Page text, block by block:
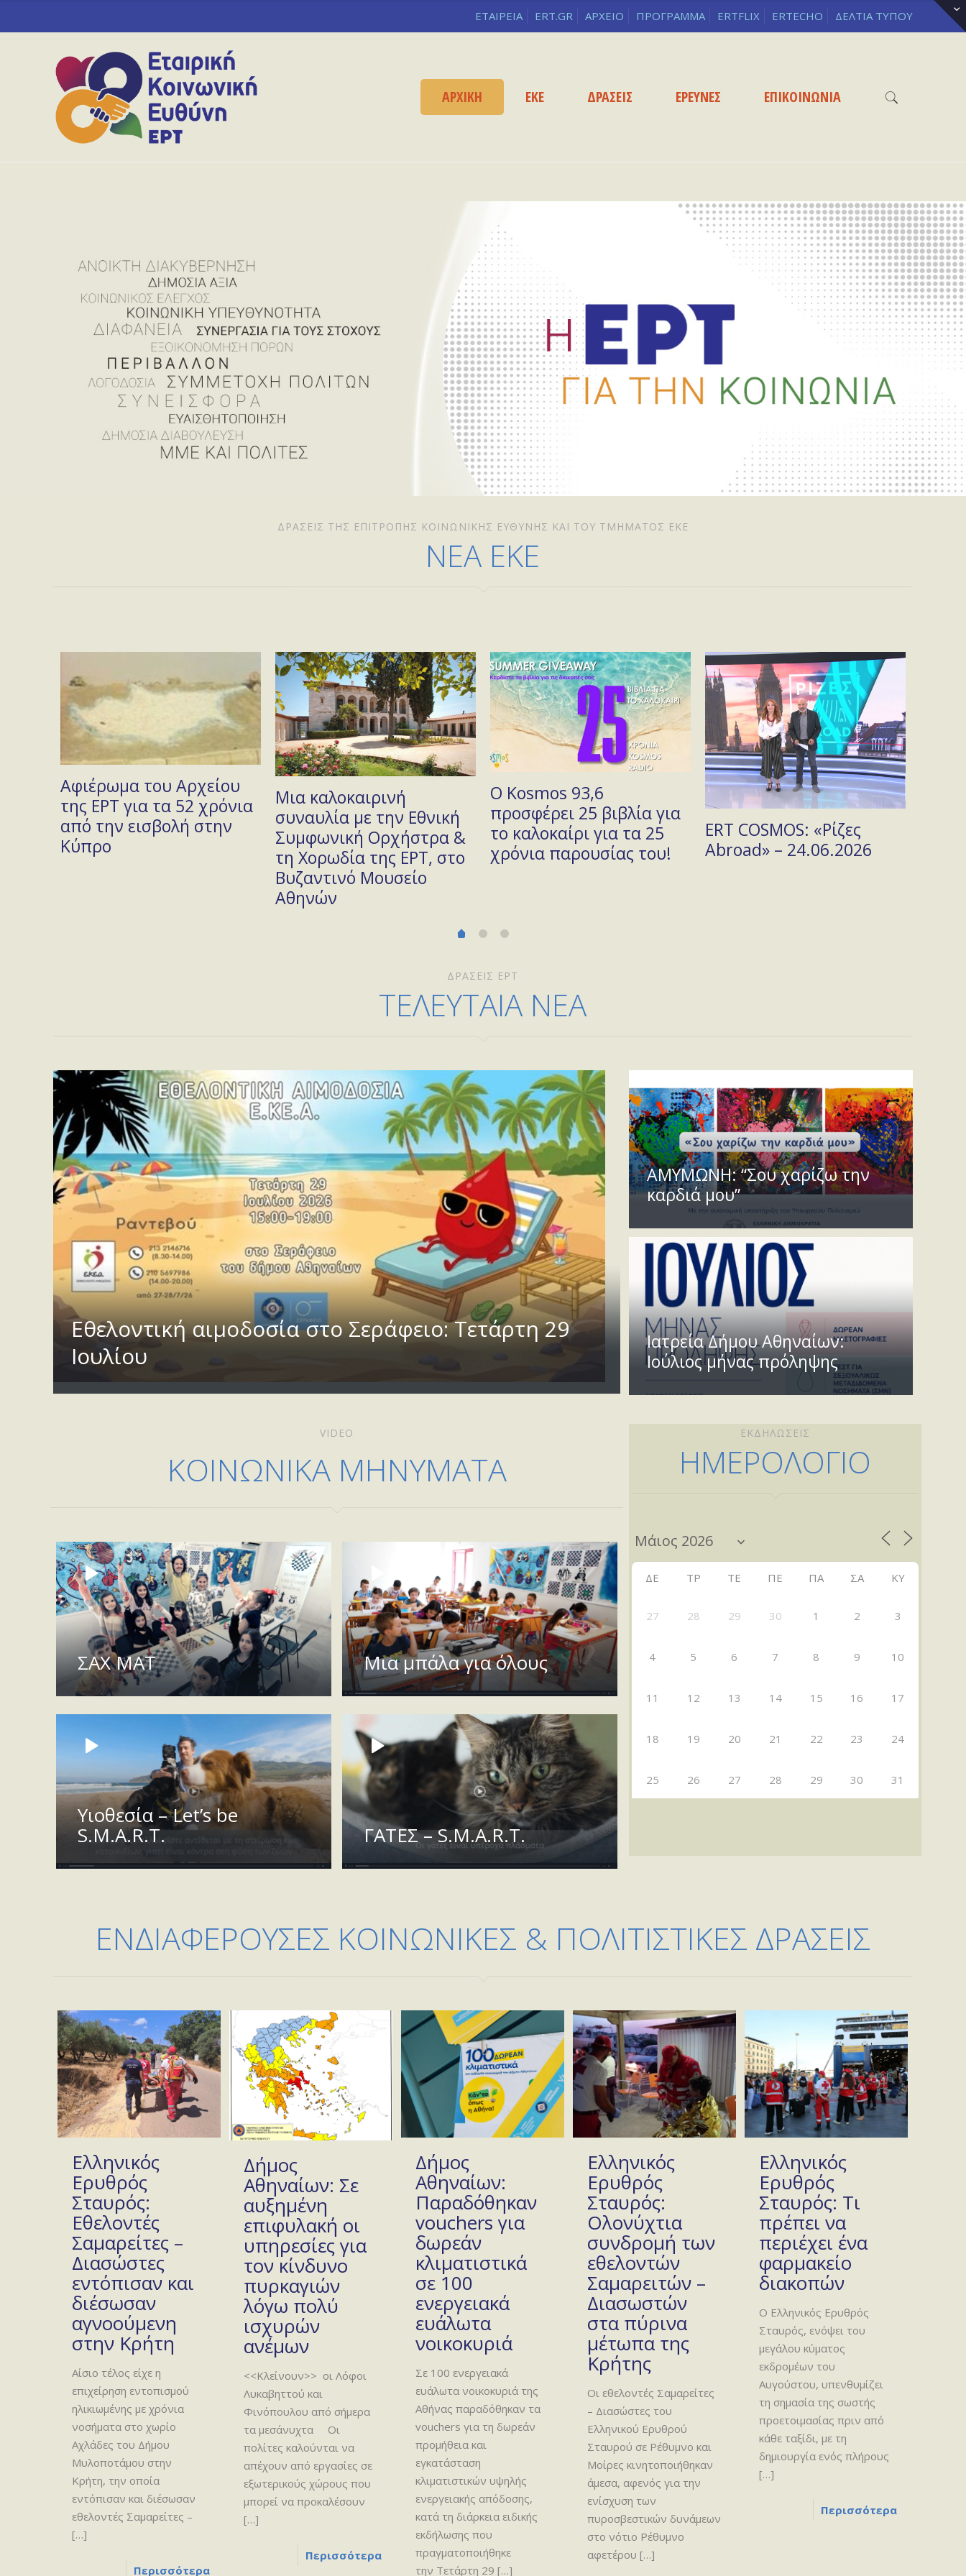
ΕΤΑΙΡΕΙΑ ERT.GR ΑΡΧΕΙΟ ΠΡΟΓΡΑΜΜΑ ERTFLIX ERTECHO ΔΕΛΤΙΑ ΤΥΠΟΥ
ΑΡΧΙΚΗ ΕΚΕ ΔΡΑΣΕΙΣ ΕΡΕΥΝΕΣ ΕΠΙΚΟΙΝΩΝΙΑ
ΔΡΆΣΕΙΣ ΤΗΣ ΕΠΙΤΡΟΠΉΣ ΚΟΙΝΩΝΙΚΉΣ ΕΥΘΎΝΗΣ ΚΑΙ ΤΟΥ ΤΜΉΜΑΤΟΣ ΕΚΕ
ΝΕΑ ΕΚΕ
Αφιέρωμα του Αρχείου
της ΕΡΤ για τα 52 χρόνια
από την εισβολή στην
Κύπρο
Μια καλοκαιρινή
συναυλία με την Εθνική
Συμφωνική Ορχήστρα &
τη Χορωδία της ΕΡΤ, στο
Βυζαντινό Μουσείο
Αθηνών
Ο Kosmos 93,6
προσφέρει 25 βιβλία για
το καλοκαίρι για τα 25
χρόνια παρουσίας του!
ERT COSMOS: «Ρίζες
Abroad» – 24.06.2026
ΔΡΑΣΕΙΣ ΕΡΤ
ΤΕΛΕΥΤΑΙΑ ΝΕΑ
Εθελοντική αιμοδοσία στο Σεράφειο: Τετάρτη 29
Ιουλίου
ΑΜΥΜΩΝΗ: “Σου χαρίζω την
καρδιά μου”
Ιατρεία Δήμου Αθηναίων:
Ιούλιος μήνας πρόληψης
VIDEO
ΚΟΙΝΩΝΙΚΑ ΜΗΝΥΜΑΤΑ
ΣΑΧ ΜΑΤ Μια μπάλα για όλους
Υιοθεσία – Let’s be
S.M.A.R.T. ΓΑΤΕΣ – S.M.A.R.T.
ΕΚΔΗΛΩΣΕΙΣ
ΗΜΕΡΟΛΟΓΙΟ
ΔΕ ΤΡ ΤΕ ΠΕ ΠΑ ΣΑ ΚΥ
27 28 29 30 1 2 3
4 5 6 7 8 9 10
11 12 13 14 15 16 17
18 19 20 21 22 23 24
25 26 27 28 29 30 31
ΕΝΔΙΑΦΕΡΟΥΣΕΣ ΚΟΙΝΩΝΙΚΕΣ & ΠΟΛΙΤΙΣΤΙΚΕΣ ΔΡΑΣΕΙΣ
Ελληνικός
Ερυθρός
Σταυρός:
Εθελοντές
Σαμαρείτες –
Διασώστες
εντόπισαν και
διέσωσαν
αγνοούμενη
στην Κρήτη
Αίσιο τέλος είχε η
επιχείρηση εντοπισμού
ηλικιωμένης με χρόνια
νοσήματα στο χωρίο
Αχλάδες του Δήμου
Μυλοποτάμου στην
Κρήτη, την οποία
εντόπισαν και διέσωσαν
εθελοντές Σαμαρείτες –
[…]
Περισσότερα
Δήμος
Αθηναίων: Σε
αυξημένη
επιφυλακή οι
υπηρεσίες για
τον κίνδυνο
πυρκαγιών
λόγω πολύ
ισχυρών
ανέμων
<<Κλείνουν>> οι Λόφοι
Λυκαβηττού και
Φινόπουλου από σήμερα
τα μεσάνυχτα Οι
πολίτες καλούνται να
απέχουν από εργασίες σε
εξωτερικούς χώρους που
μπορεί να προκαλέσουν
[…]
Περισσότερα
Δήμος
Αθηναίων:
Παραδόθηκαν
vouchers για
δωρεάν
κλιματιστικά
σε 100
ενεργειακά
ευάλωτα
νοικοκυριά
Σε 100 ενεργειακά
ευάλωτα νοικοκυριά της
Αθήνας παραδόθηκαν τα
vouchers για τη δωρεάν
προμήθεια και
εγκατάσταση
κλιματιστικών υψηλής
ενεργειακής απόδοσης,
κατά τη διάρκεια ειδικής
εκδήλωσης που
πραγματοποιήθηκε
την Τετάρτη 29 […]
Ελληνικός
Ερυθρός
Σταυρός:
Ολονύχτια
συνδρομή των
εθελοντών
Σαμαρειτών –
Διασωστών
στα πύρινα
μέτωπα της
Κρήτης
Οι εθελοντές Σαμαρείτες
– Διασώστες του
Ελληνικού Ερυθρού
Σταυρού σε Ρέθυμνο και
Μοίρες κινητοποιήθηκαν
άμεσα, αφενός για την
ενίσχυση των
πυροσβεστικών δυνάμεων
στο νότιο Ρέθυμνο
αφετέρου […]
Ελληνικός
Ερυθρός
Σταυρός: Τι
πρέπει να
περιέχει ένα
φαρμακείο
διακοπών
Ο Ελληνικός Ερυθρός
Σταυρός, ενόψει του
μεγάλου κύματος
εκδρομέων του
Αυγούστου, υπενθυμίζει
τη σημασία της σωστής
προετοιμασίας πριν από
κάθε ταξίδι, με τη
δημιουργία ενός πλήρους
[…]
Περισσότερα